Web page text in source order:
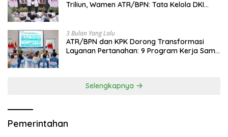
Triliun, Wamen ATR/BPN: Tata Kelola DKI
3 Bulan Yang Lalu
ATR/BPN dan KPK Dorong Transformasi
Layanan Pertanahan: 9 Program Kerja Sama
Selengkapnya
Pemerintahan